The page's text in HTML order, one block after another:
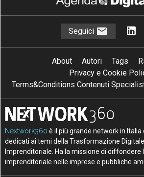
Seguici
About Autori Tags
Privacy e Cookie
Terms&Conditions Contenuti
Nextwork360 è il più grande network in
dedicati ai temi della Trasformazione
Imprenditoriale. Ha la missione di diffondere
imprenditoriale nelle imprese e pubbliche